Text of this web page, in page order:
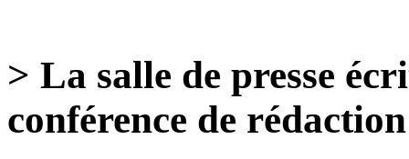
> La salle de presse
conférence de rédaction